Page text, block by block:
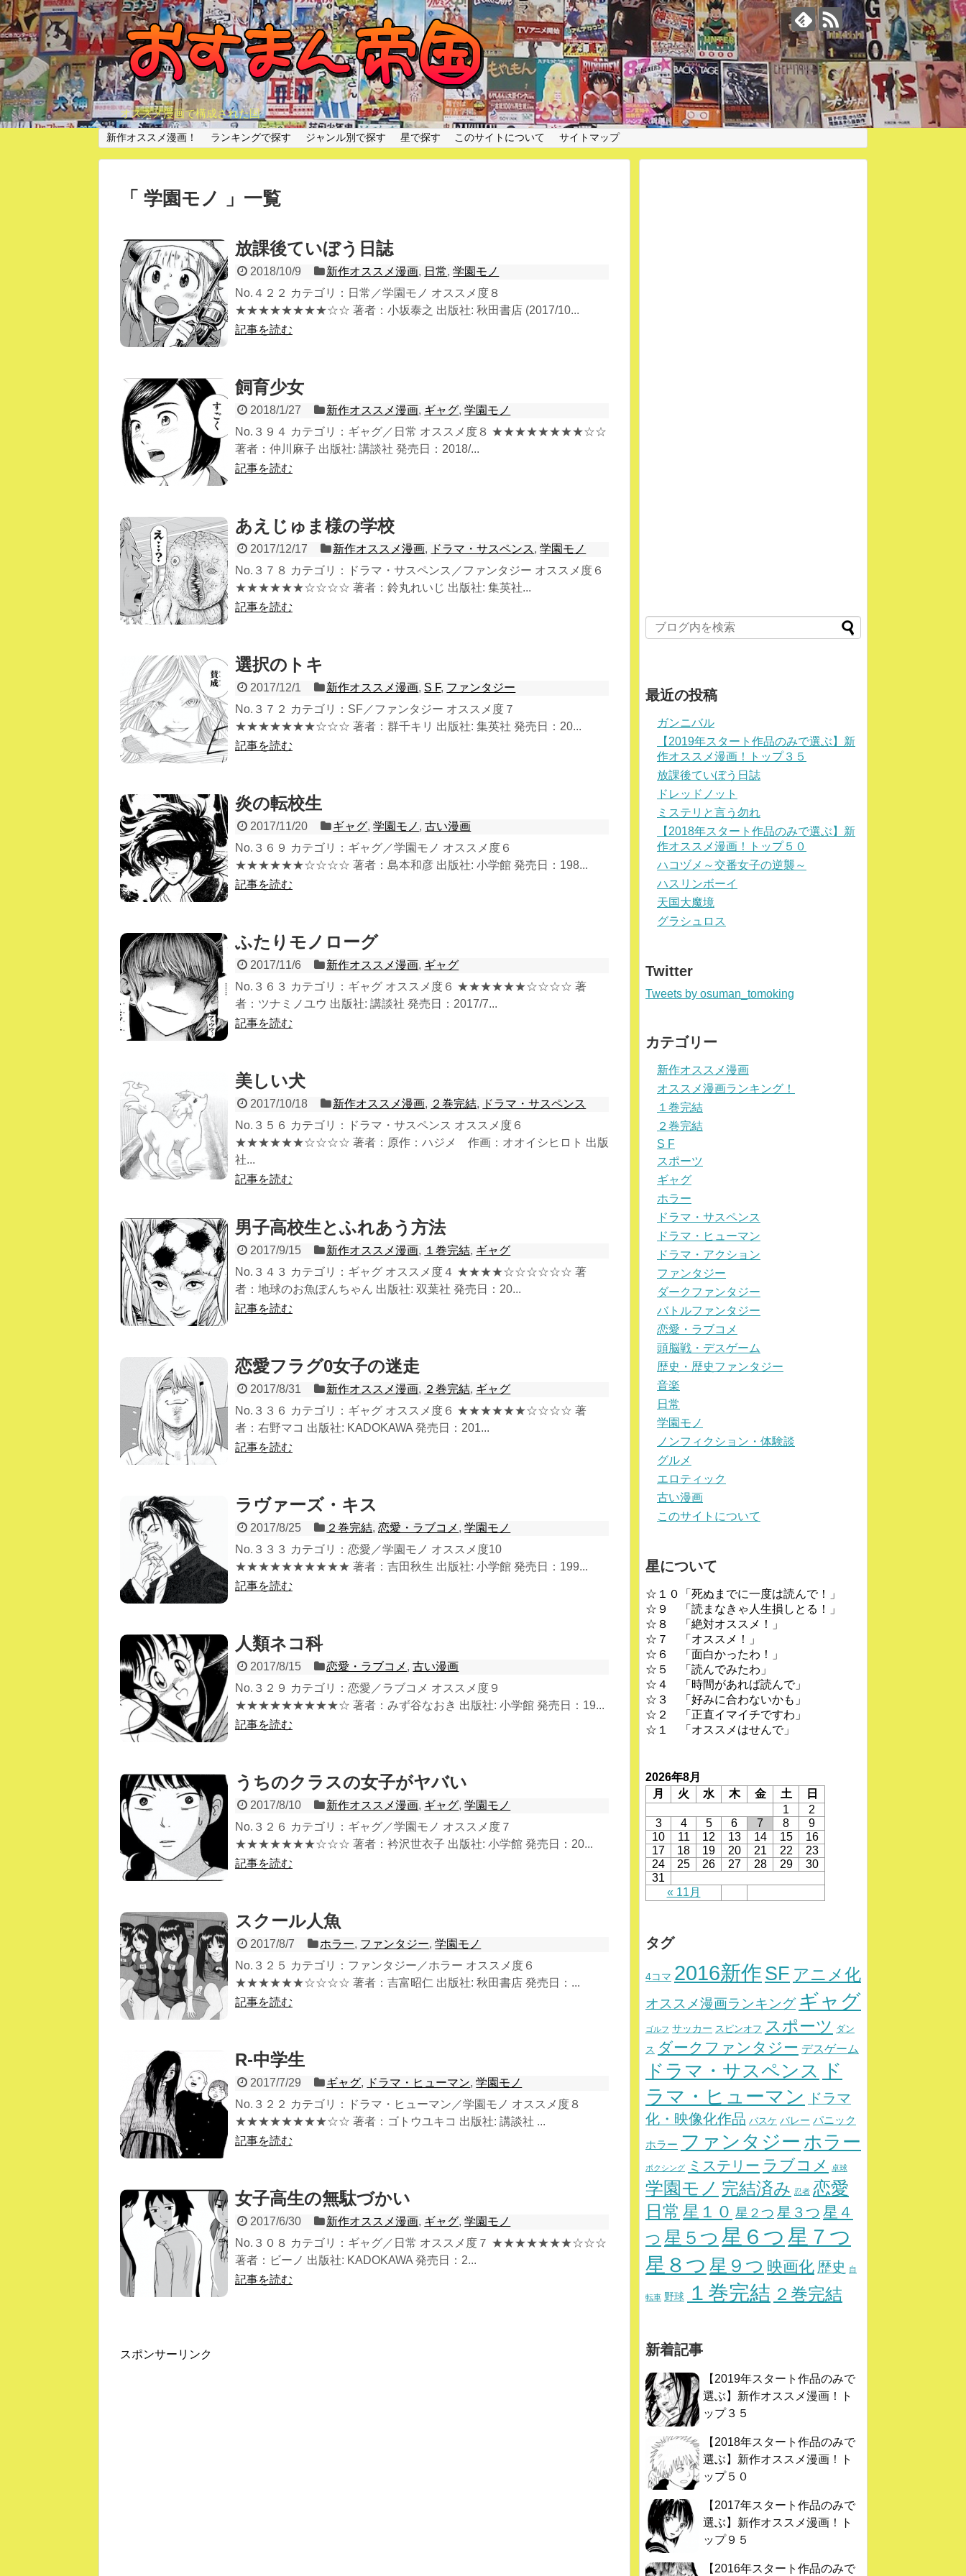
オススメ漫画で構成された国
新作オススメ漫画！ ランキングで探す ジャンル別で探す 星で探す このサイトについて サイトマップ
「 学園モノ 」一覧
放課後ていぼう日誌
2018/10/9 新作オススメ漫画, 日常,学園モノ
No.４２２ カテゴリ：日常／学園モノ オススメ度８
★★★★★★★★☆☆ 著者：小坂泰之 出版社: 秋田書店 (2017/10...
記事を読む
飼育少女
2018/1/27 新作オススメ漫画, ギャグ,学園モノ
No.３９４ カテゴリ：ギャグ／日常 オススメ度８ ★★★★★★★★☆☆
著者：仲川麻子 出版社: 講談社 発売日：2018/...
記事を読む
あえじゅま様の学校
2017/12/17 新作オススメ漫画, ドラマ・サスペンス,学園モノ
No.３７８ カテゴリ：ドラマ・サスペンス／ファンタジー オススメ度６
★★★★★★☆☆☆☆ 著者：鈴丸れいじ 出版社: 集英社...
記事を読む
選択のトキ
2017/12/1 新作オススメ漫画, S F, ファンタジー
No.３７２ カテゴリ：SF／ファンタジー オススメ度７
★★★★★★★☆☆☆ 著者：群千キリ 出版社: 集英社 発売日：20...
記事を読む
炎の転校生
2017/11/20 ギャグ,学園モノ ,古い漫画
No.３６９ カテゴリ：ギャグ／学園モノ オススメ度６
★★★★★★☆☆☆☆ 著者：島本和彦 出版社: 小学館 発売日：198...
記事を読む
ふたりモノローグ
2017/11/6 新作オススメ漫画, ギャグ
No.３６３ カテゴリ：ギャグ オススメ度６ ★★★★★★☆☆☆☆ 著
者：ツナミノユウ 出版社: 講談社 発売日：2017/7...
記事を読む
美しい犬
2017/10/18 新作オススメ漫画, ２巻完結, ドラマ・サスペンス
No.３５６ カテゴリ：ドラマ・サスペンス オススメ度６
★★★★★★☆☆☆☆ 著者：原作：ハジメ 作画：オオイシヒロト 出版
社...
記事を読む
男子高校生とふれあう方法
2017/9/15 新作オススメ漫画, １巻完結, ギャグ
No.３４３ カテゴリ：ギャグ オススメ度４ ★★★★☆☆☆☆☆☆ 著
者：地球のお魚ぽんちゃん 出版社: 双葉社 発売日：20...
記事を読む
恋愛フラグ0女子の迷走
2017/8/31 新作オススメ漫画, ２巻完結, ギャグ
No.３３６ カテゴリ：ギャグ オススメ度６ ★★★★★★☆☆☆☆ 著
者：右野マコ 出版社: KADOKAWA 発売日：201...
記事を読む
ラヴァーズ・キス
2017/8/25 ２巻完結,恋愛・ラブコメ ,学園モノ
No.３３３ カテゴリ：恋愛／学園モノ オススメ度10
★★★★★★★★★★ 著者：吉田秋生 出版社: 小学館 発売日：199...
記事を読む
人類ネコ科
2017/8/15 恋愛・ラブコメ ,古い漫画
No.３２９ カテゴリ：恋愛／ラブコメ オススメ度９
★★★★★★★★★☆ 著者：みず谷なおき 出版社: 小学館 発売日：19...
記事を読む
うちのクラスの女子がヤバい
2017/8/10 新作オススメ漫画, ギャグ,学園モノ
No.３２６ カテゴリ：ギャグ／学園モノ オススメ度７
★★★★★★★☆☆☆ 著者：衿沢世衣子 出版社: 小学館 発売日：20...
記事を読む
スクール人魚
2017/8/7 ホラー, ファンタジー,学園モノ
No.３２５ カテゴリ：ファンタジー／ホラー オススメ度６
★★★★★★☆☆☆☆ 著者：吉富昭仁 出版社: 秋田書店 発売日：...
記事を読む
R-中学生
2017/7/29 ギャグ, ドラマ・ヒューマン,学園モノ
No.３２２ カテゴリ：ドラマ・ヒューマン／学園モノ オススメ度８
★★★★★★★★☆☆ 著者：ゴトウユキコ 出版社: 講談社 ...
記事を読む
女子高生の無駄づかい
2017/6/30 新作オススメ漫画, ギャグ,学園モノ
No.３０８ カテゴリ：ギャグ／日常 オススメ度７ ★★★★★★★☆☆☆
著者：ビーノ 出版社: KADOKAWA 発売日：2...
記事を読む
スポンサーリンク
最近の投稿
ガンニバル
【2019年スタート作品のみで選ぶ】新
作オススメ漫画！トップ３５
放課後ていぼう日誌
ドレッドノット
ミステリと言う勿れ
【2018年スタート作品のみで選ぶ】新
作オススメ漫画！トップ５０
ハコヅメ～交番女子の逆襲～
ハスリンボーイ
天国大魔境
グラシュロス
Twitter
Tweets by osuman_tomoking
カテゴリー
新作オススメ漫画
オススメ漫画ランキング！
１巻完結
２巻完結
S F
スポーツ
ギャグ
ホラー
ドラマ・サスペンス
ドラマ・ヒューマン
ドラマ・アクション
ファンタジー
ダークファンタジー
バトルファンタジー
恋愛・ラブコメ
頭脳戦・デスゲーム
歴史・歴史ファンタジー
音楽
日常
学園モノ
ノンフィクション・体験談
グルメ
エロティック
古い漫画
このサイトについて
星について
☆１０「死ぬまでに一度は読んで！」
☆９ 「読まなきゃ人生損しとる！」
☆８ 「絶対オススメ！」
☆７ 「オススメ！」
☆６ 「面白かったわ！」
☆５ 「読んでみたわ」
☆４ 「時間があれば読んで」
☆３ 「好みに合わないかも」
☆２ 「正直イマイチですわ」
☆１ 「オススメはせんで」
2026年8月
月
火 水 木 金 土 日
« 11月
1
2
3
4 5 6 7 8
9
10
11 12 13 14 15
16
17
18 19 20 21 22
23
24
25 26 27 28 29
30
31
タグ
4コマ 2016新作SF アニメ化
オススメ漫画ランキング ギャグ
ゴルフ サッカー スピンオフ スポーツ ダン
ス ダークファンタジー デスゲーム
ドラマ・サスペンス ド
ラマ・ヒューマン
ドラマ
化・映像化作品 バスケ バレー パニック
ホラー ファンタジー ホラー
ボクシング ミステリー ラブコメ 卓球
学園モノ 完結済み 忍者 恋愛
日常 星１０ 星２つ 星３つ 星４
つ 星５つ 星６つ 星７つ
星８つ 星９つ 映画化 歴史 自
転車 野球 １巻完結 ２巻完結
新着記事
【2019年スタート作品のみで
選ぶ】新作オススメ漫画！ト
ップ３５
【2018年スタート作品のみで
選ぶ】新作オススメ漫画！ト
ップ５０
【2017年スタート作品のみで
選ぶ】新作オススメ漫画！ト
ップ９５
【2016年スタート作品のみで